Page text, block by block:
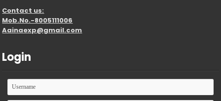
Contact us:
Mob.No.-8005111006
Aainaexp@gmail.com
Login